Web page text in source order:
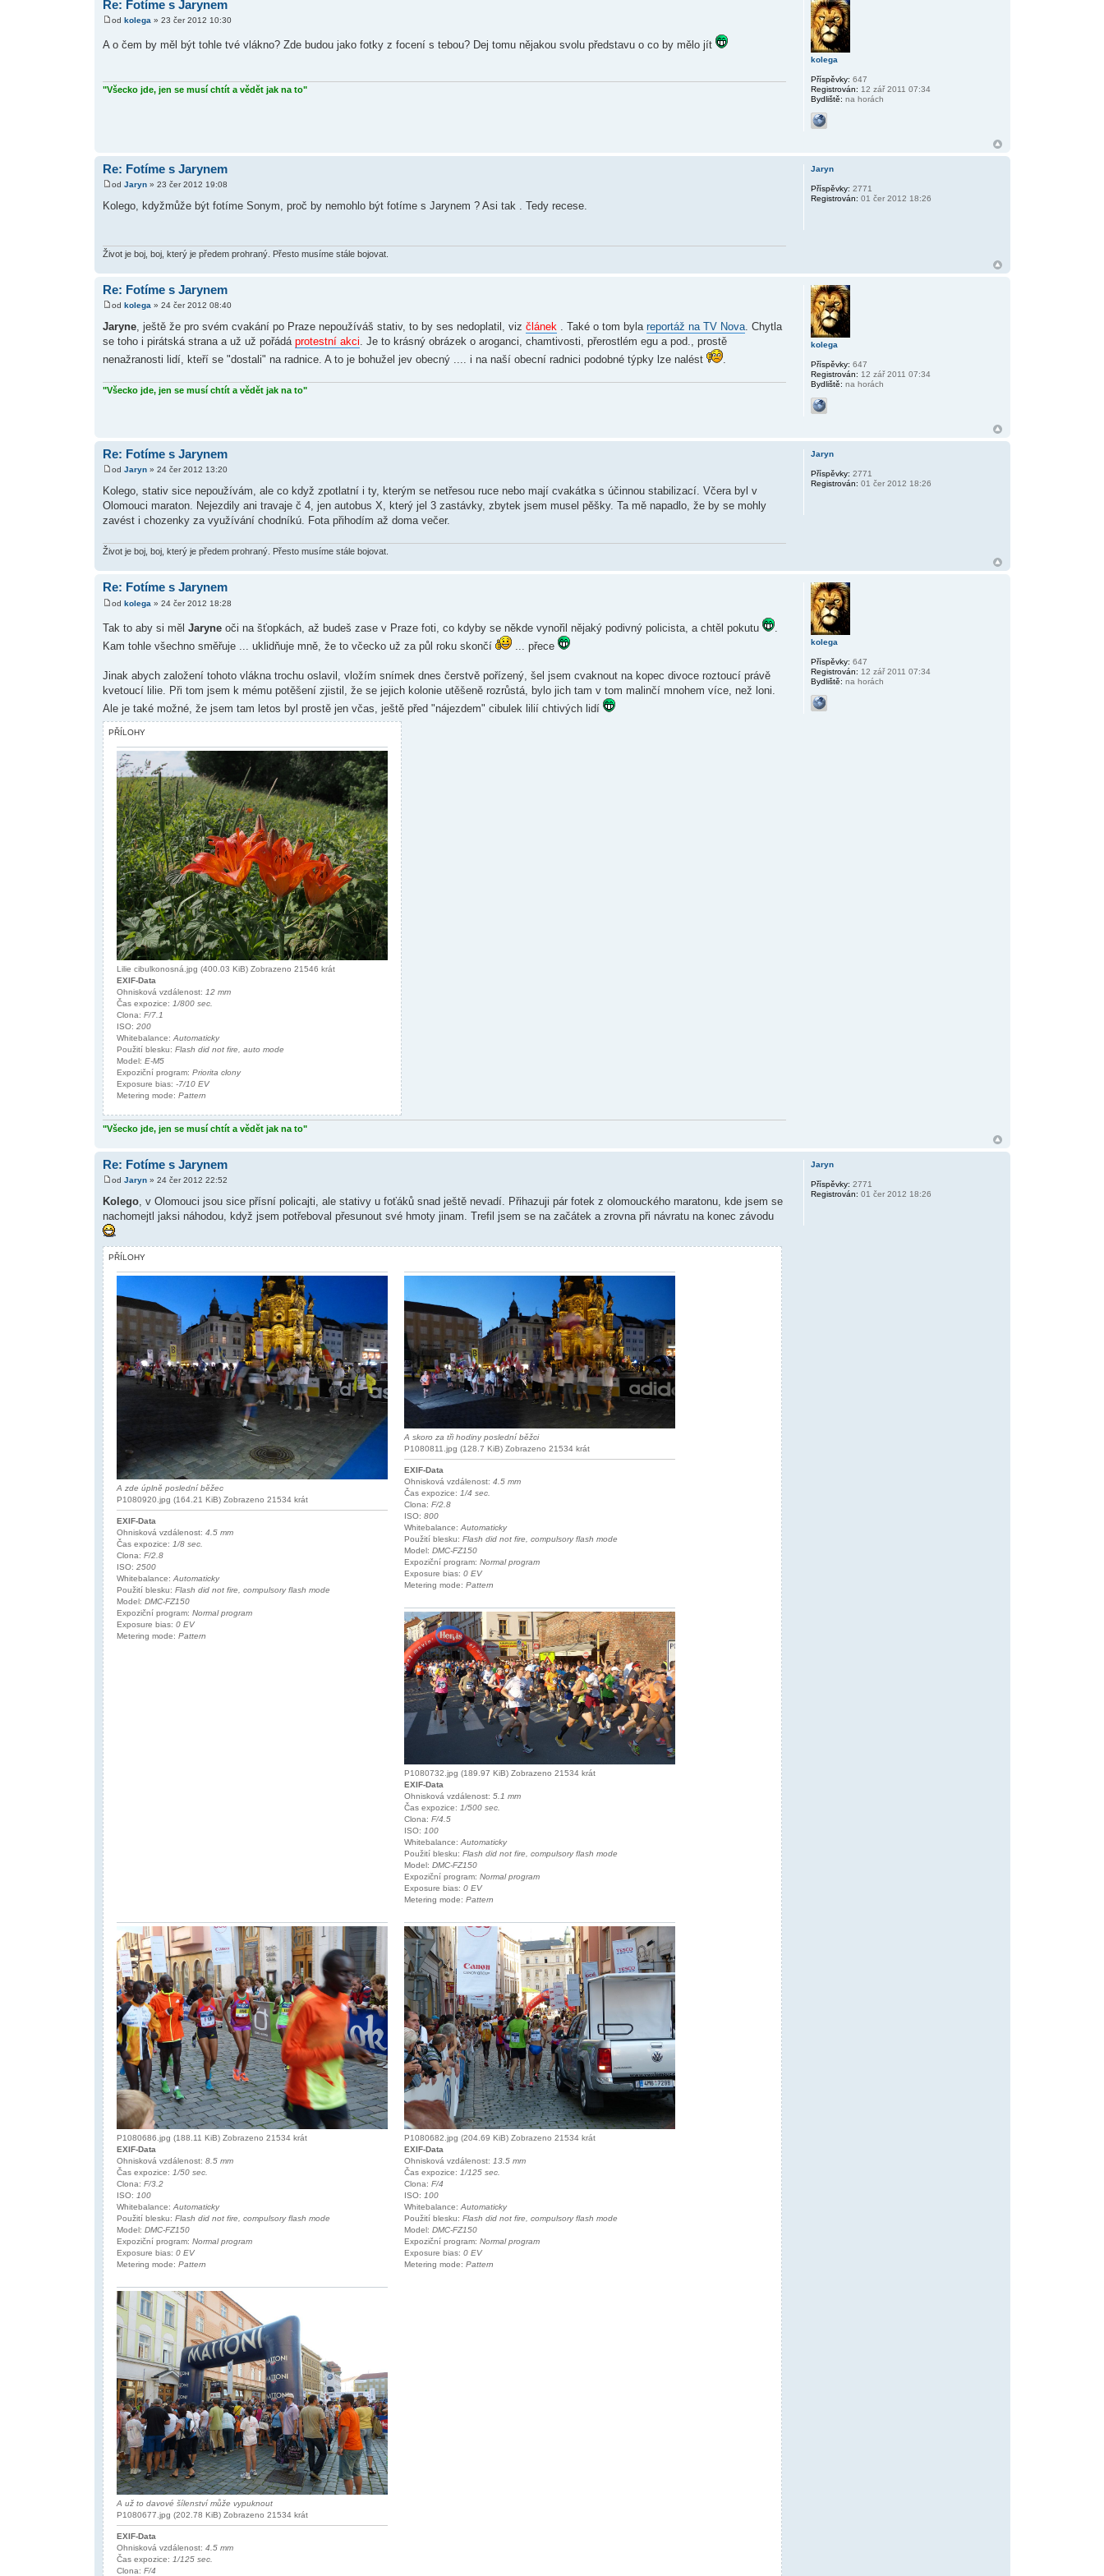
Re: Fotíme s Jarynem
od kolega» 23 čer 2012 10:30
A o čem by měl být tohle tvé vlákno? Zde budou jako fotky z focení s tebou? Dej tomu nějakou svolu představu o co by mělo jít
"Všecko jde, jen se musí chtít a vědět jak na to"
kolega
Příspěvky: 647
Registrován: 12 zář 2011 07:34
Bydliště: na horách
Re: Fotíme s Jarynem
od Jaryn» 23 čer 2012 19:08
Kolego, kdyžmůže být fotíme Sonym, proč by nemohlo být fotíme s Jarynem ? Asi tak . Tedy recese.
Život je boj, boj, který je předem prohraný. Přesto musíme stále bojovat.
Jaryn
Příspěvky: 2771
Registrován: 01 čer 2012 18:26
Re: Fotíme s Jarynem
od kolega» 24 čer 2012 08:40
Jaryne, ještě že pro svém cvakání po Praze nepoužíváš stativ, to by ses nedoplatil, viz článek. Také o tom byla reportáž na TV Nova. Chytla
se toho i pirátská strana a už už pořádá protestní akci. Je to krásný obrázek o aroganci, chamtivosti, přerostlém egu a pod., prostě
nenažranosti lidí, kteří se "dostali" na radnice. A to je bohužel jev obecný .... i na naší obecní radnici podobné týpky lze nalést
.
"Všecko jde, jen se musí chtít a vědět jak na to"
kolega
Příspěvky: 647
Registrován: 12 zář 2011 07:34
Bydliště: na horách
Re: Fotíme s Jarynem
od Jaryn» 24 čer 2012 13:20
Kolego, stativ sice nepoužívám, ale co když zpotlatní i ty, kterým se netřesou ruce nebo mají cvakátka s účinnou stabilizací. Včera byl v
Olomouci maraton. Nejezdily ani travaje č 4, jen autobus X, který jel 3 zastávky, zbytek jsem musel pěšky. Ta mě napadlo, že by se mohly
zavést i chozenky za využívání chodníkú. Fota přihodím až doma večer.
Život je boj, boj, který je předem prohraný. Přesto musíme stále bojovat.
Jaryn
Příspěvky: 2771
Registrován: 01 čer 2012 18:26
Re: Fotíme s Jarynem
od kolega » 24 čer 2012 18:28
Tak to aby si měl Jaryneoči na šťopkách, až budeš zase v Praze foti, co kdyby se někde vynořil nějaký podivný policista, a chtěl pokutu
.
Kam tohle všechno směřuje ... uklidňuje mně, že to včecko už za půl roku skončí
... přece
Jinak abych založení tohoto vlákna trochu oslavil, vložím snímek dnes čerstvě pořízený, šel jsem cvaknout na kopec divoce roztoucí právě
kvetoucí lilie. Při tom jsem k mému potěšení zjistil, že se jejich kolonie utěšeně rozrůstá, bylo jich tam v tom malinčí mnohem více, než loni.
Ale je také možné, že jsem tam letos byl prostě jen včas, ještě před "nájezdem" cibulek lilií chtivých lidí
PŘÍLOHY
Lilie cibulkonosná.jpg (400.03 KiB) Zobrazeno 21546 krát
EXIF-Data
Ohnisková vzdálenost: 12 mm
Čas expozice: 1/800 sec.
Clona: F/7.1
ISO: 200
Whitebalance:Automaticky
Použití blesku: Flash did not fire, auto mode
Model: E-M5
Expoziční program: Priorita clony
Exposure bias: -7/10 EV
Metering mode: Pattern
"Všecko jde, jen se musí chtít a vědět jak na to"
kolega
Příspěvky: 647
Registrován: 12 zář 2011 07:34
Bydliště: na horách
Re: Fotíme s Jarynem
od Jaryn» 24 čer 2012 22:52
Kolego, v Olomouci jsou sice přísní policajti, ale stativy u foťáků snad ještě nevadí. Přihazuji pár fotek z olomouckého maratonu, kde jsem se
nachomejtl jaksi náhodou, když jsem potřeboval přesunout své hmoty jinam. Trefil jsem se na začátek a zrovna při návratu na konec závodu
PŘÍLOHY
A zde úplně poslední běžec
P1080920.jpg (164.21 KiB) Zobrazeno 21534 krát
EXIF-Data
Ohnisková vzdálenost: 4.5 mm
Čas expozice: 1/8 sec.
Clona: F/2.8
ISO: 2500
Whitebalance: Automaticky
Použití blesku: Flash did not fire, compulsory flash mode
Model: DMC-FZ150
Expoziční program: Normal program
Exposure bias: 0 EV
Metering mode: Pattern
A skoro za tři hodiny poslední běžci
P1080811.jpg (128.7 KiB) Zobrazeno 21534 krát
EXIF-Data
Ohnisková vzdálenost: 4.5 mm
Čas expozice: 1/4 sec.
Clona: F/2.8
ISO: 800
Whitebalance: Automaticky
Použití blesku: Flash did not fire, compulsory flash mode
Model: DMC-FZ150
Expoziční program: Normal program
Exposure bias: 0 EV
Metering mode: Pattern
P1080732.jpg (189.97 KiB) Zobrazeno 21534 krát
EXIF-Data
Ohnisková vzdálenost: 5.1 mm
Čas expozice: 1/500 sec.
Clona: F/4.5
ISO: 100
Whitebalance: Automaticky
Použití blesku: Flash did not fire, compulsory flash mode
Model: DMC-FZ150
Expoziční program: Normal program
Exposure bias: 0 EV
Metering mode: Pattern
P1080686.jpg (188.11 KiB) Zobrazeno 21534 krát
EXIF-Data
Ohnisková vzdálenost: 8.5 mm
Čas expozice: 1/50 sec.
Clona: F/3.2
ISO: 100
Whitebalance: Automaticky
Použití blesku: Flash did not fire, compulsory flash mode
Model: DMC-FZ150
Expoziční program: Normal program
Exposure bias: 0 EV
Metering mode: Pattern
P1080682.jpg (204.69 KiB) Zobrazeno 21534 krát
EXIF-Data
Ohnisková vzdálenost: 13.5 mm
Čas expozice: 1/125 sec.
Clona: F/4
ISO: 100
Whitebalance: Automaticky
Použití blesku: Flash did not fire, compulsory flash mode
Model: DMC-FZ150
Expoziční program: Normal program
Exposure bias: 0 EV
Metering mode: Pattern
A už to davové šílenství může vypuknout
P1080677.jpg (202.78 KiB) Zobrazeno 21534 krát
EXIF-Data
Ohnisková vzdálenost: 4.5 mm
Čas expozice: 1/125 sec.
Clona: F/4
Jaryn
Příspěvky: 2771
Registrován: 01 čer 2012 18:26